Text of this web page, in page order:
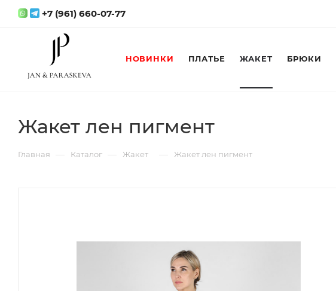
+7 (961) 660-07-77
НОВИНКИ ПЛАТЬЕ ЖАКЕТ БРЮКИ
Жакет лен пигмент
Главная — Каталог — Жакет — Жакет лен пигмент